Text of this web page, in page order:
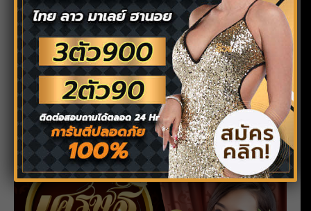
เลขกำลังวัน 30/12/65 ศาสตร์เลข
เด็ดที่พาถูกหวยวันนี้
30/12/2022
หวยปฏิทินคำชะโนด
27/12/2022